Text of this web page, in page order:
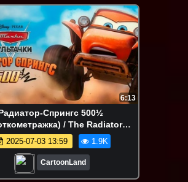
6:13
Спрингс 500½
/ The Radiator
500½ (США, 2013)
2025-07-03 13:59 1.9K
CartoonLand